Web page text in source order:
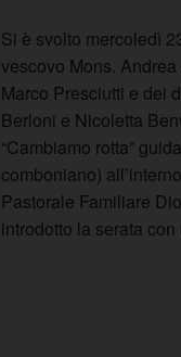
Si è svolto mercoledì
vescovo Mons.
Marco Presciutti e dei
Berloni e Nicoletta
“Cambiamo rotta”
comboniano)
Pastorale Familiare
introdotto la serata